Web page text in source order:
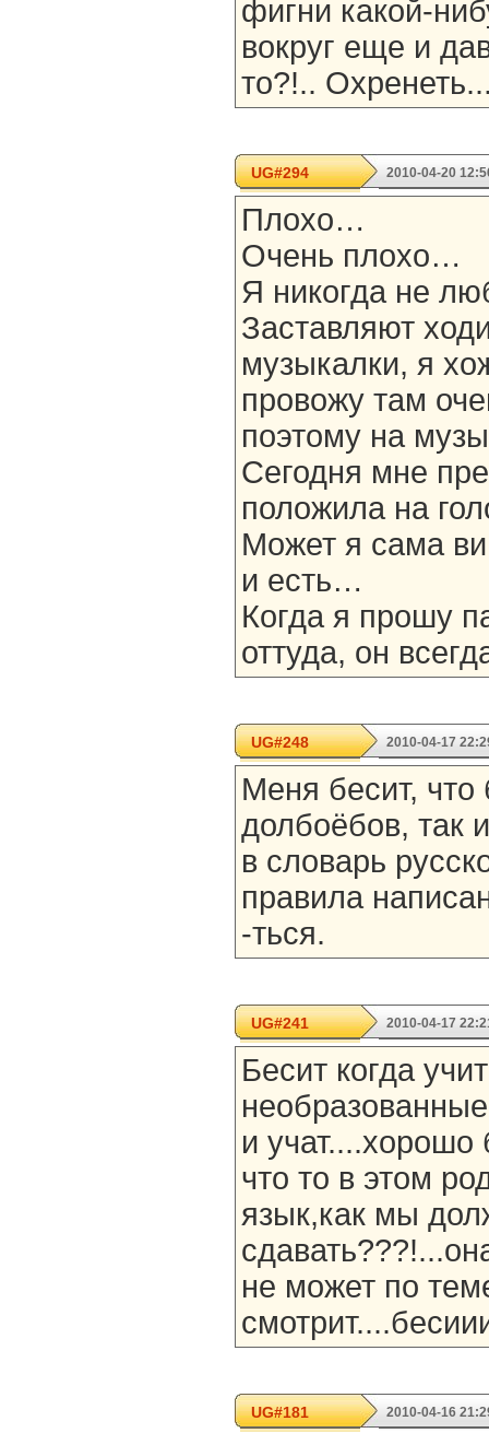
фигни какой-
вокруг еще и
то?!..
UG#294 2010-04-20
Плохо…
Очень плохо…
Я никогда не
Заставляют
музыкалки, я
провожу там
поэтому на
Сегодня мне
положила на
Может я сама
и есть…
Когда я прошу
оттуда, он
UG#248 2010-04-17
Меня бесит, что
долбоёбов, так
в словарь
правила
-ться.
UG#241 2010-04-17
Бесит когда
и
что то в этом
язык,как мы
не может по
UG#181 2010-04-16